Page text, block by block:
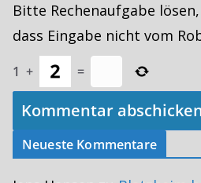
Bitte Rechenaufgabe
dass Eingabe nicht vom
1 + =
Neueste Kommentare